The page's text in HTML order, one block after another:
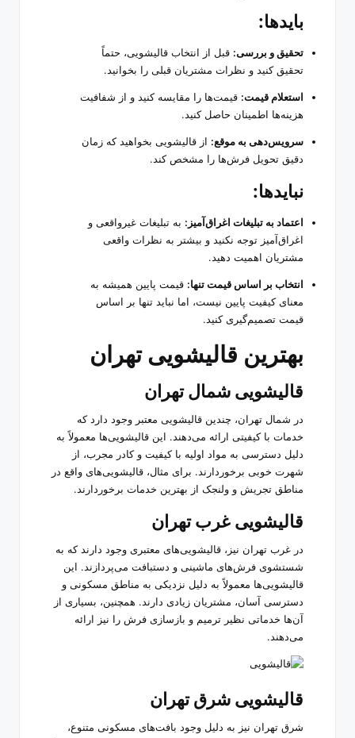
بایدها:
تحقیق و بررسی: قبل از انتخاب قالیشویی، حتماً
تحقیق کنید و نظرات مشتریان قبلی را بخوانید.
استعلام قیمت: قیمت‌ها را مقایسه کنید و از شفافیت
هزینه‌ها اطمینان حاصل کنید.
سرویس‌دهی به موقع: از قالیشویی بخواهید که زمان
دقیق تحویل فرش‌ها را مشخص کند.
نبایدها:
اعتماد به تبلیغات اغراق‌آمیز: به تبلیغات غیرواقعی و
اغراق‌آمیز توجه نکنید و بیشتر به نظرات واقعی
مشتریان اهمیت دهید.
انتخاب بر اساس قیمت تنها: قیمت پایین همیشه به
معنای کیفیت پایین نیست، اما نباید تنها بر اساس
قیمت تصمیم‌گیری کنید.
بهترین قالیشویی‌ تهران
قالیشویی شمال تهران
در شمال تهران، چندین قالیشویی معتبر وجود دارد که
خدمات با کیفیتی ارائه می‌دهند. این قالیشویی‌ها معمولاً به
دلیل دسترسی به مواد اولیه با کیفیت و کادر مجرب، از
شهرت خوبی برخوردارند. برای مثال، قالیشویی‌های واقع در
مناطق تجریش و ولنجک از بهترین خدمات برخوردارند.
قالیشویی غرب تهران
در غرب تهران نیز، قالیشویی‌های معتبری وجود دارند که به
شستشوی فرش‌های ماشینی و دستبافت می‌پردازند. این
قالیشویی‌ها معمولاً به دلیل نزدیکی به مناطق مسکونی و
دسترسی آسان، مشتریان زیادی دارند. همچنین، بسیاری از
آن‌ها خدماتی نظیر ترمیم و بازسازی فرش را نیز ارائه
می‌دهند.
قالیشویی شرق تهران
شرق تهران نیز به دلیل وجود بافت‌های مسکونی متنوع،